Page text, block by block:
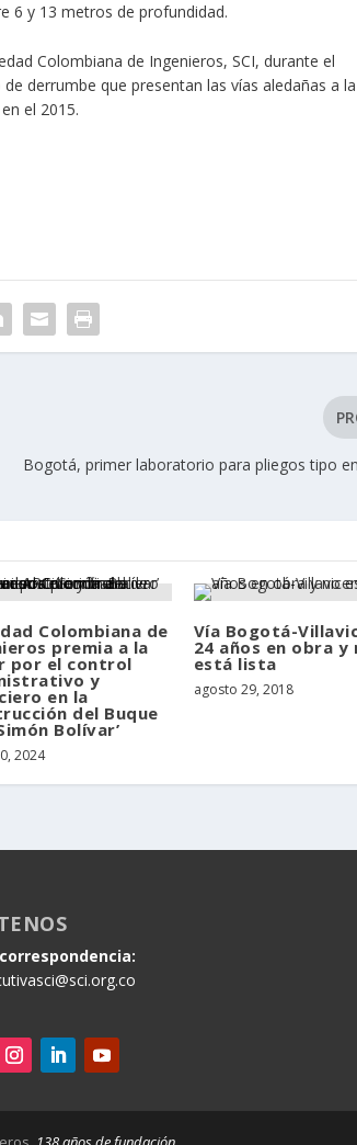
6 y 13 metros de profundidad.
Colombiana de Ingenieros, SCI, durante el
derrumbe que presentan las vías aledañas a la
el 2015.
Bogotá, primer laboratorio para pliegos tipo
Colombiana de
premia a la
por el control
y
en la
del Buque
Bolívar’
2024
Vía Bogotá-
24 años en obra y
está lista
agosto 29, 2018